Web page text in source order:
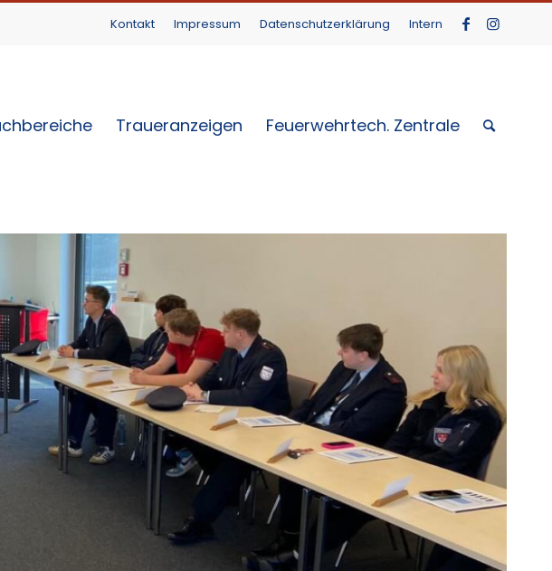
Kontakt Impressum Datenschutzerklärung Intern
Traueranzeigen Feuerwehrtech. Zentrale